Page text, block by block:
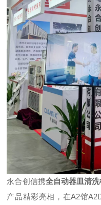
永合创信携全自动器皿清
产品精彩亮相，在A2馆